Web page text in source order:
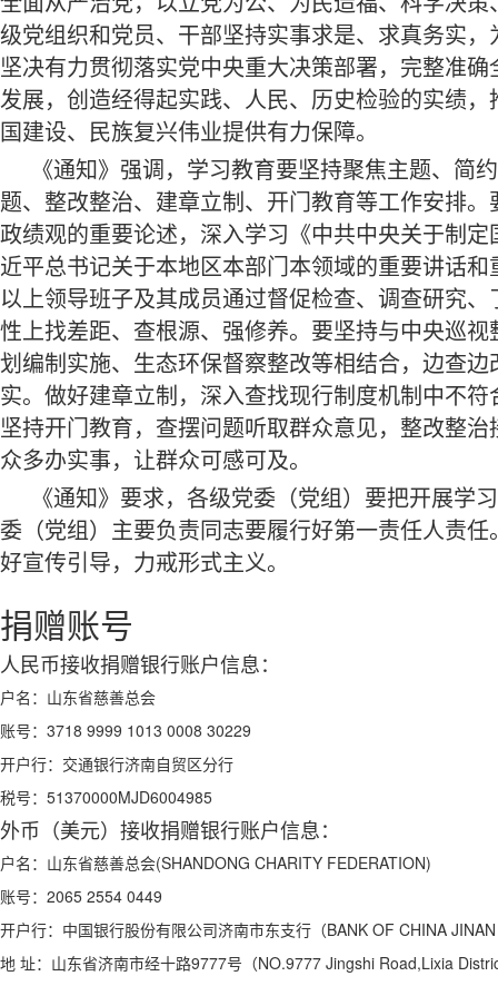
级党组织和党员、干部坚持实事求是、求真务实
坚决有力贯彻落实党中央重大决策部署，完整准
发展，创造经得起实践、人民、历史检验的实绩
国建设、民族复兴伟业提供有力保障。
《通知》强调，学习教育要坚持聚焦主题、简
题、整改整治、建章立制、开门教育等工作安排
政绩观的重要论述，深入学习《中共中央关于制
近平总书记关于本地区本部门本领域的重要讲话
以上领导班子及其成员通过督促检查、调查研究
性上找差距、查根源、强修养。要坚持与中央巡
划编制实施、生态环保督察整改等相结合，边查
实。做好建章立制，深入查找现行制度机制中不
坚持开门教育，查摆问题听取群众意见，整改整
众多办实事，让群众可感可及。
《通知》要求，各级党委（党组）要把开展学
委（党组）主要负责同志要履行好第一责任人责
好宣传引导，力戒形式主义。
捐赠账号
人民币接收捐赠银行账户信息：
户名： 山东省慈善总会
账号： 3718 9999 1013 0008 30229
开户行： 交通银行济南自贸区分行
税号： 51370000MJD6004985
外币（美元）接收捐赠银行账户信息：
户名： 山东省慈善总会(SHANDONG CHARITY FEDERATION)
账号： 2065 2554 0449
开户行： 中国银行股份有限公司济南市东支行（BANK OF CHINA
地 址： 山东省济南市经十路9777号（NO.9777 Jingshi Road,Lixia